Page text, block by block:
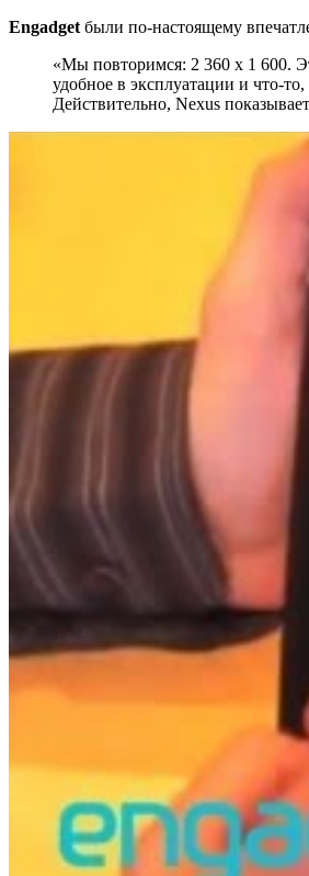
Engadget были по-настоящему
«Мы повторимся: 2 360 х 1 600.
удобное в эксплуатации и что-
Действительно, Nexus